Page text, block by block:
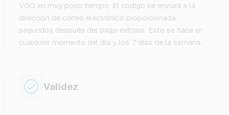
VGO en muy poco tiempo. El código se enviará a la
dirección de correo electrónico proporcionada
segundos después del pago exitoso. Esto se hace en
cualquier momento del día y los 7 días de la semana.
Validez